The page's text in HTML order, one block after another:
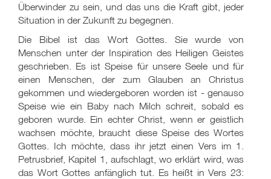
Überwinder zu sein, und das uns die Kraft gibt, jeder
Situation in der Zukunft zu begegnen.
Die Bibel ist das Wort Gottes. Sie wurde von
Menschen unter der Inspiration des Heiligen Geistes
geschrieben. Es ist Speise für unsere Seele und für
einen Menschen, der zum Glauben an Christus
gekommen und wiedergeboren worden ist - genauso
Speise wie ein Baby nach Milch schreit, sobald es
geboren wurde. Ein echter Christ, wenn er geistlich
wachsen möchte, braucht diese Speise des Wortes
Gottes. Ich möchte, dass ihr jetzt einen Vers im 1.
Petrusbrief, Kapitel 1, aufschlagt, wo erklärt wird, was
das Wort Gottes anfänglich tut. Es heißt in Vers 23: